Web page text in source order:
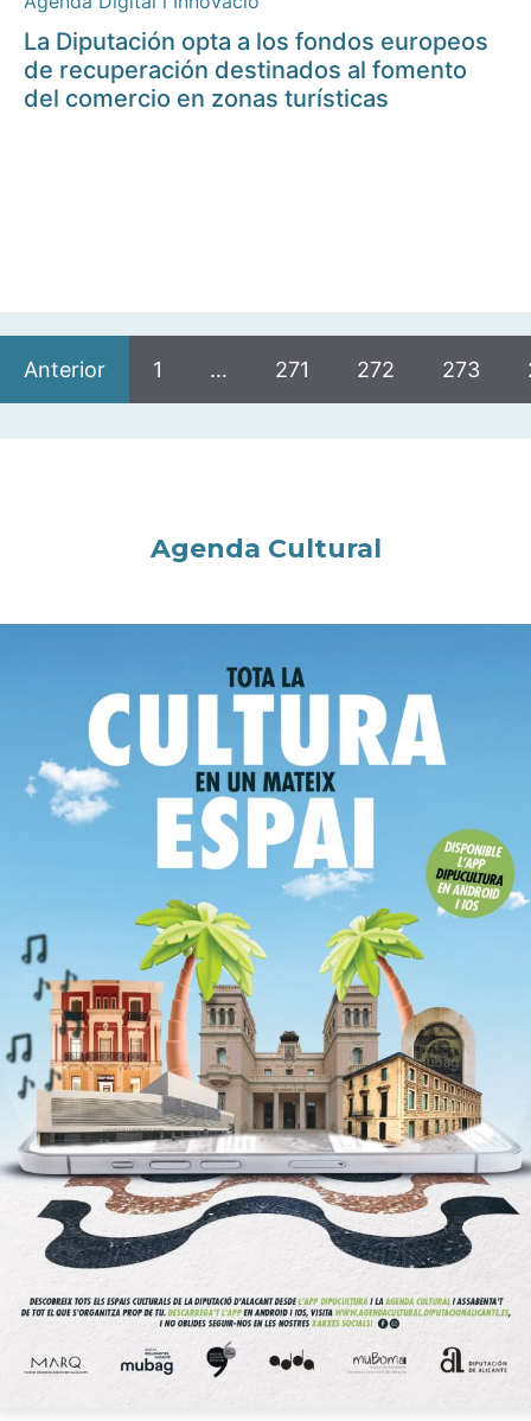
La Diputación opta a los fondos europeos
de recuperación destinados al fomento
del comercio en zonas turísticas
Anterior 1 … 271 272 273
Agenda Cultural